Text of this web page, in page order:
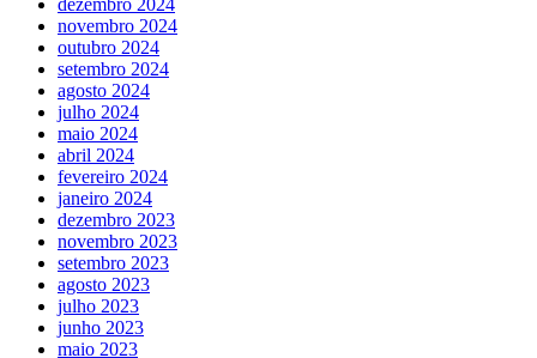
dezembro 2024
novembro 2024
outubro 2024
setembro 2024
agosto 2024
julho 2024
maio 2024
abril 2024
fevereiro 2024
janeiro 2024
dezembro 2023
novembro 2023
setembro 2023
agosto 2023
julho 2023
junho 2023
maio 2023